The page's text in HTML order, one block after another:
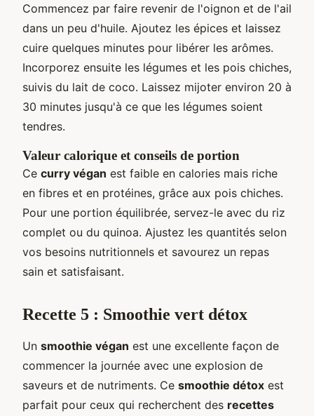
Commencez par faire revenir de l'oignon et de l'ail
dans un peu d'huile. Ajoutez les épices et laissez
cuire quelques minutes pour libérer les arômes.
Incorporez ensuite les légumes et les pois chiches,
suivis du lait de coco. Laissez mijoter environ 20 à
30 minutes jusqu'à ce que les légumes soient
tendres.
Valeur calorique et conseils de portion
Ce curry végan est faible en calories mais riche
en fibres et en protéines, grâce aux pois chiches.
Pour une portion équilibrée, servez-le avec du riz
complet ou du quinoa. Ajustez les quantités selon
vos besoins nutritionnels et savourez un repas
sain et satisfaisant.
Recette 5 : Smoothie vert détox
Un smoothie végan est une excellente façon de
commencer la journée avec une explosion de
saveurs et de nutriments. Ce smoothie détox est
parfait pour ceux qui recherchent des recettes